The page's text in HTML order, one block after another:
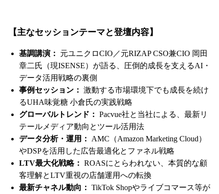
【主なセッションテーマと登壇内容】
基調講演：
元ユニクロCIO／元RIZAP CSO兼CIO 岡田
章二氏（現ISENSE）が語る、圧倒的成長を支えるAI・
データ活用戦略の裏側
事例セッション： 激動する市場環境下でも成長を続け
るUHA味覚糖 小倉氏の実践戦略
グローバルトレンド： Pacvue社と当社による、最新リ
テールメディア動向とツール活用法
データ分析・運用：
AMC（Amazon Marketing Cloud）
やDSPを活用した広告最適化とファネル戦略
LTV最大化戦略： ROASにとらわれない、本質的な顧
客理解とLTV重視の店舗運用への転換
最新チャネル動向： TikTok Shopやライブコマース等が